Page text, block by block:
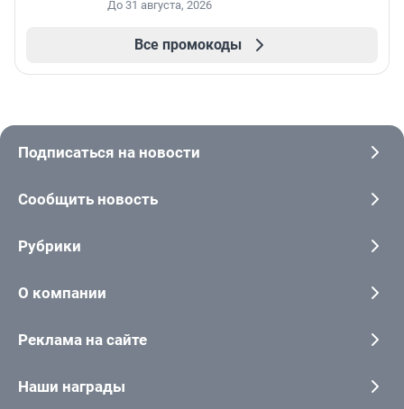
До 31 августа, 2026
Все промокоды
Подписаться на новости
Сообщить новость
Рубрики
О компании
Реклама на сайте
Наши награды